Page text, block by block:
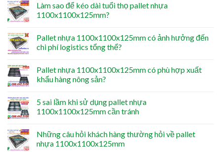
Làm sao để kéo dài tuổi thọ pallet nhựa
1100x1100x125mm?
Pallet nhựa 1100x1100x125mm có ảnh hưởng đến
chi phí logistics tổng thể?
Pallet nhựa 1100x1100x125mm có phù hợp xuất
khẩu hàng nông sản?
5 sai lầm khi sử dụng pallet nhựa
1100x1100x125mm cần tránh
Những câu hỏi khách hàng thường hỏi về pallet
nhựa 1100x1100x125mm